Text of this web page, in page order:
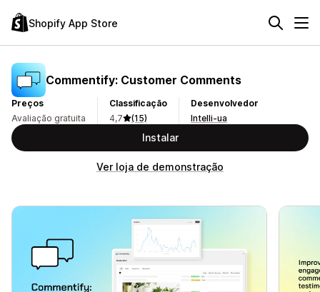
Shopify App Store
Commentify: Customer Comments
Preços
Avaliação gratuita
Classificação
4,7
(15)
Desenvolvedor
Intelli-ua
Instalar
Ver loja de demonstração